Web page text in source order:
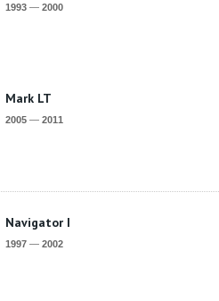
1993— 2000
Mark LT
2005— 2011
Navigator I
1997— 2002